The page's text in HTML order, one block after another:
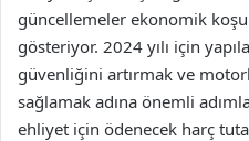
güncellemeler ekonomik
gösteriyor. 2024 yılı için
güvenliğini artırmak ve
sağlamak adına önemli
ehliyet için ödenecek harç